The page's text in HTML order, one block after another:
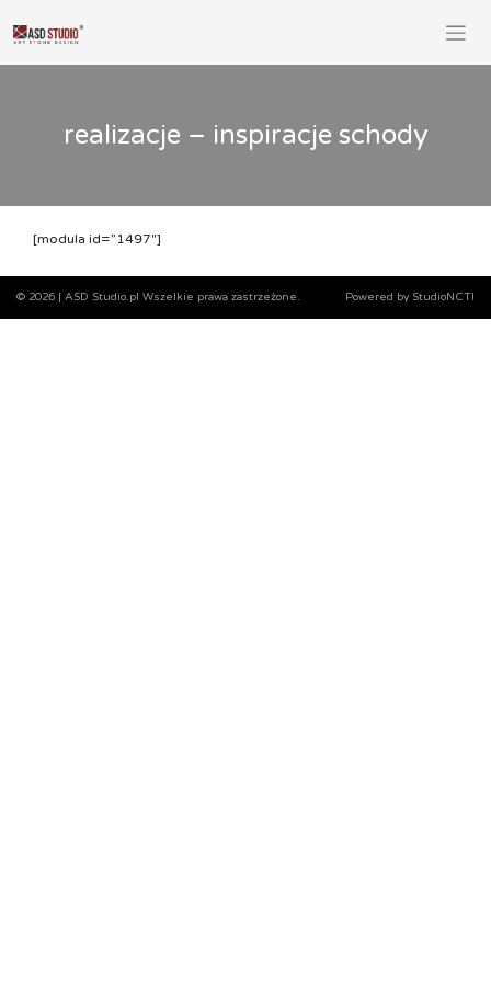
content
realizacje – inspiracje schody
[modula id=”1497″]
© 2026 | ASD Studio.pl Wszelkie prawa zastrzeżone. Powered by StudioNCTI